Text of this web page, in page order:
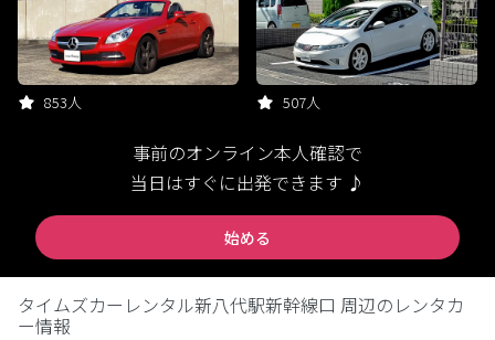
853人 507人
事前のオンライン本人確認で
当日はすぐに出発できます ♪
始める
タイムズカーレンタル新八代駅新幹線口 周辺のレンタカ
ー情報